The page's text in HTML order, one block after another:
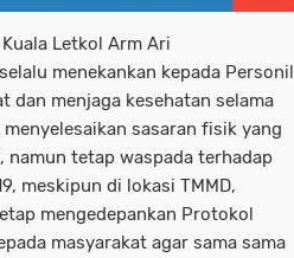
Letkol Arm Ari
menekankan kepada Personil
dan menjaga kesehatan selama
sasaran fisik yang
namun tetap waspada terhadap
meskipun di lokasi TMMD,
mengedepankan Protokol
masyarakat agar sama sama